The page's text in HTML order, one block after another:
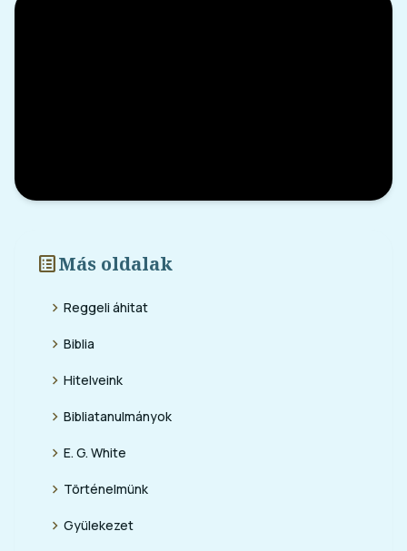
list_altMás oldalak
chevron_right Reggeli áhitat
chevron_right Biblia
chevron_right Hitelveink
chevron_right Bibliatanulmányok
chevron_right E. G. White
chevron_right Történelmünk
chevron_right Gyülekezet